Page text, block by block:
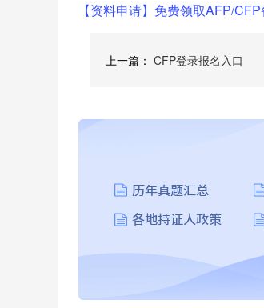
【资料申请】免费领取AFP/
上一篇： CFP登录报名入口